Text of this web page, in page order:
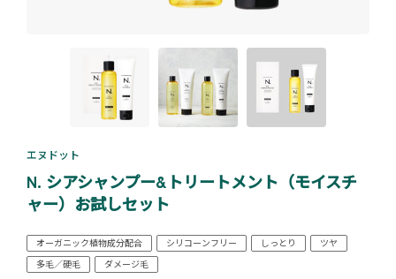
エヌドット
N. シアシャンプー&トリートメント（モイスチ
ャー）お試しセット
オーガニック植物成分配合 シリコーンフリー しっとり
ツヤ
多毛／硬毛
ダメージ毛